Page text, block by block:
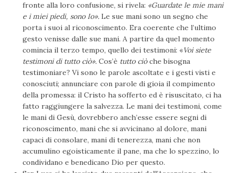
fronte alla loro confusione, si ri­vela: «Guardate le mie mani
e i miei piedi, sono Io». Le sue mani sono un segno che
porta i suoi al riconoscimento. Era coerente che l’ultimo
gesto venisse dalle sue mani. A partire da quel momento
comincia il terzo tempo, quello dei testimoni: «Voi siete
testimoni di tutto ciò». Cos’è tutto ciòche bisogna
testimoniare? Vi sono le parole ascoltate e i gesti visti e
conosciuti; annunciare con parole di gioia il compimento
della promessa: il Cristo ha sofferto ed è risuscitato, ci ha
fatto raggiungere la salvezza. Le mani dei testimoni, come
le mani di Gesù, dovrebbero anch’esse essere segni di
riconoscimento, ma­ni che si avvicinano al dolore, mani
capaci di consolare, mani di tenerezza, mani che non
accumulino egoisticamente il pane, ma che lo spezzino, lo
condividano e benedicano Dio per questo.